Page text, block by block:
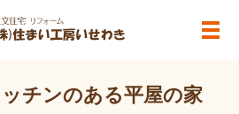
メ
チンのある平屋の家